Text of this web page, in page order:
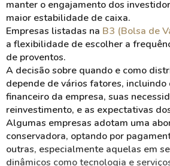
manter o engajamento dos
maior estabilidade de caixa.
Empresas listadas na B3 (Bolsa de
a flexibilidade de escolher a
de proventos.
A decisão sobre quando e como
depende de vários fatores, incluindo
financeiro da empresa, suas
reinvestimento, e as expectativas
Algumas empresas adotam uma
conservadora, optando por
outras, especialmente aquelas em
dinâmicos como tecnologia e